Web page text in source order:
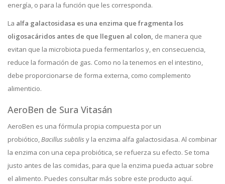
energía, o para la función que les corresponda.
La alfa galactosidasa es una enzima que fragmenta los
oligosacáridos antes de que lleguen al colon, de manera que
evitan que la microbiota pueda fermentarlos y, en consecuencia,
reduce la formación de gas. Como no la tenemos en el intestino,
debe proporcionarse de forma externa, como complemento
alimenticio.
AeroBen de Sura Vitasán
AeroBen es una fórmula propia compuesta por un
probiótico,Bacillus subtilis y la enzima alfa galactosidasa. Al combinar
la enzima con una cepa probiótica, se refuerza su efecto. Se toma
justo antes de las comidas, para que la enzima pueda actuar sobre
el alimento. Puedes consultar más sobre este producto aquí.